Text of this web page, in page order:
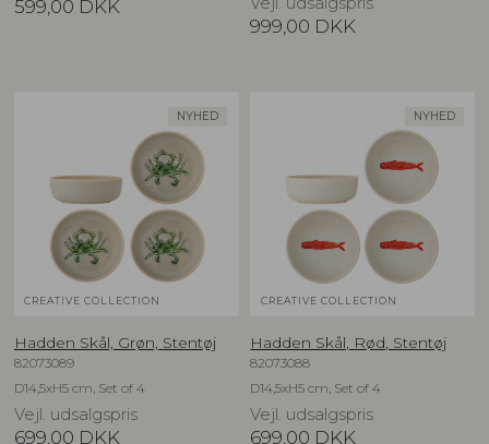
599,00 DKK
999,00 DKK
NYHED
CREATIVE COLLECTION
Hadden Skål, Grøn, Stentøj
82073089
D14,5xH5 cm, Set of 4
Vejl. udsalgspris
699,00 DKK
NYHED
CREATIVE COLLECTION
Hadden Skål, Rød, Stentøj
82073088
D14,5xH5 cm, Set of 4
Vejl. udsalgspris
699,00 DKK